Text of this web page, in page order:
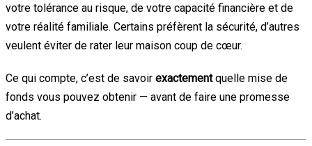
votre tolérance au risque, de votre capacité financière et de
votre réalité familiale. Certains préfèrent la sécurité, d’autres
veulent éviter de rater leur maison coup de cœur.
Ce qui compte, c’est de savoir exactementquelle mise de
fonds vous pouvez obtenir — avant de faire une promesse
d’achat.